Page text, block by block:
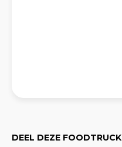
DEEL DEZE FOODTRUCK